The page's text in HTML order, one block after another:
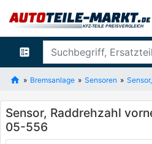
ballot
Bremsanlage Sensoren
Sensor, Raddrehzahl
05-556